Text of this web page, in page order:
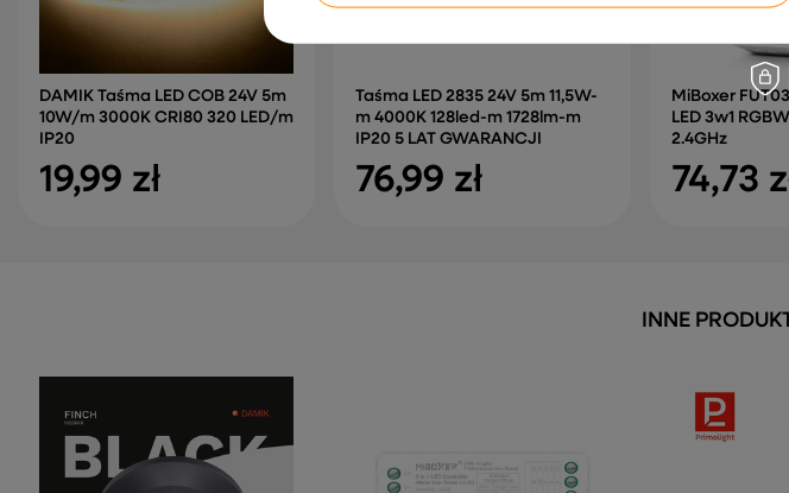
DAMIK Taśma LED COB 24V 5m
10W/m 3000K CRI80 320 LED/m
IP20
19,99 zł
Taśma LED 2835 24V 5m 11,5W-
m 4000K 128led-m 1728lm-m
IP20 5 LAT GWARANCJI
76,99 zł
MiBoxer
LED 3w1
2.4GHz
74,73
INNE